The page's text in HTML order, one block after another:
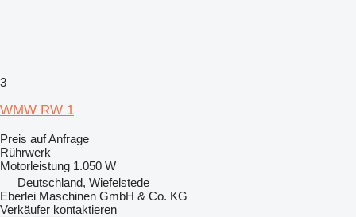
3
WMW RW 1
Preis auf Anfrage
Rührwerk
Motorleistung 1.050 W
Deutschland, Wiefelstede
Eberlei Maschinen GmbH & Co. KG
Verkäufer kontaktieren